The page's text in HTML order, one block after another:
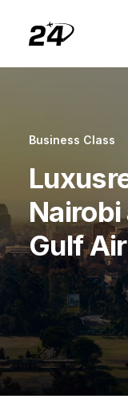
Business Class
Gulf